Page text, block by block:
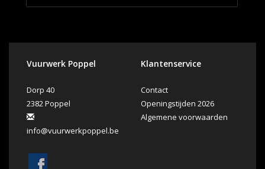
Vuurwerk Poppel
Dorp 40
2382 Poppel
info@vuurwerkpoppel.be
Klantenservice
Contact
Openingstijden 2026
Algemene voorwaarden